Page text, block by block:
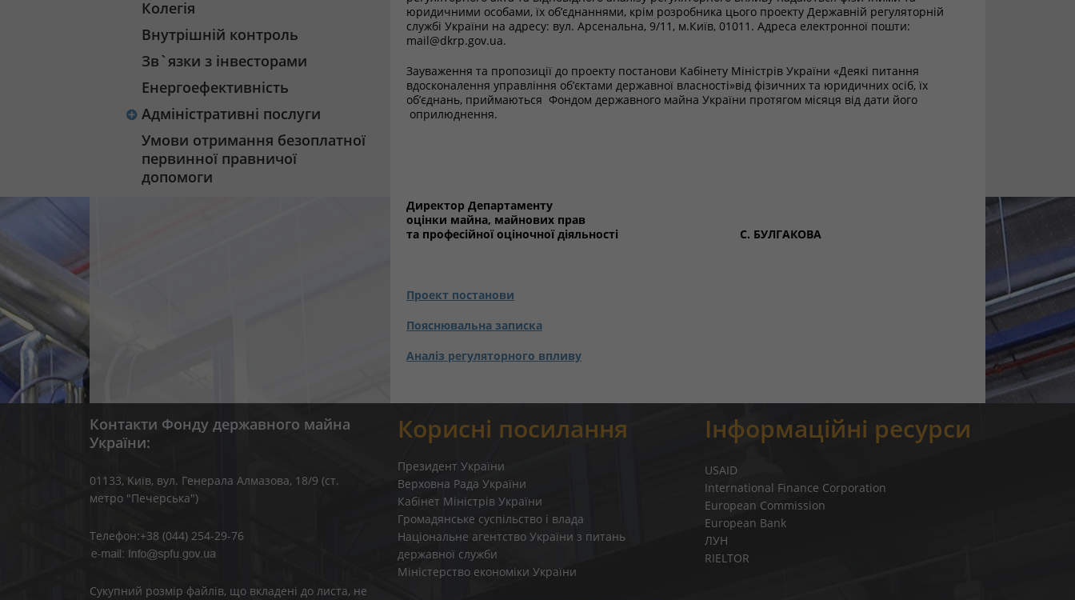
Колегія
Внутрішній контроль
Зв`язки з інвесторами
Енергоефективність
Адміністративні послуги
Умови отримання безоплатної
первинної правничої
допомоги
юридичними особами, їх об’єднаннями, крім розробника цього проекту Державній регуляторній
службі України на адресу: вул. Арсенальна, 9/11, м.Київ, 01011. Адреса електронної пошти:
mail@dkrp.gov.ua.
Зауваження та пропозиції до проекту постанови Кабінету Міністрів України «Деякі питання
вдосконалення управління об’єктами державної власності»від фізичних та юридичних осіб, їх
об’єднань, приймаються Фондом державного майна України протягом місяця від дати його
оприлюднення.
Директор Департаменту
оцінки майна, майнових прав
та професійної оціночної діяльності С. БУЛГАКОВА
Проект постанови
Пояснювальна записка
Аналіз регуляторного впливу
Контакти Фонду державного майна
України:
01133, Kиїв, вул. Генерала Алмазова, 18/9 (ст.
метро "Печерська")
Телефон:+38 (044) 254-29-76
Сукупний розмір файлів, що вкладені до листа, не
Корисні посилання
Президент України
Верховна Рада України
Кабінет Міністрів України
Громадянське суспільство і влада
Національне агентство України з питань
державної служби
Міністерство економіки України
Інформаційні ресурси
USAID
International Finance Corporation
European Commission
European Bank
ЛУН
RIELTOR